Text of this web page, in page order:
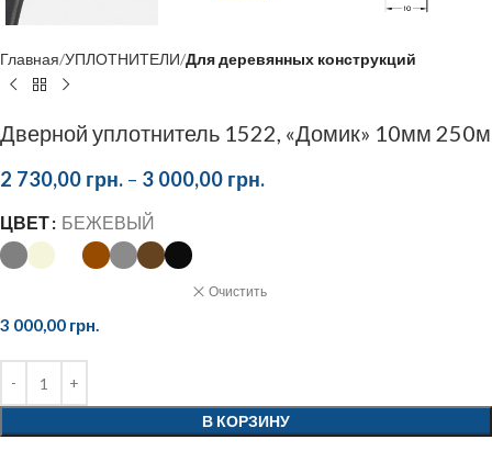
Главная УПЛОТНИТЕЛИ Для деревянных конструкций
Дверной уплотнитель 1522, «Домик» 10мм 250м
2 730,00 грн. – 3 000,00 грн.
ЦВЕТ БЕЖЕВЫЙ
Очистить
3 000,00 грн.
В КОРЗИНУ